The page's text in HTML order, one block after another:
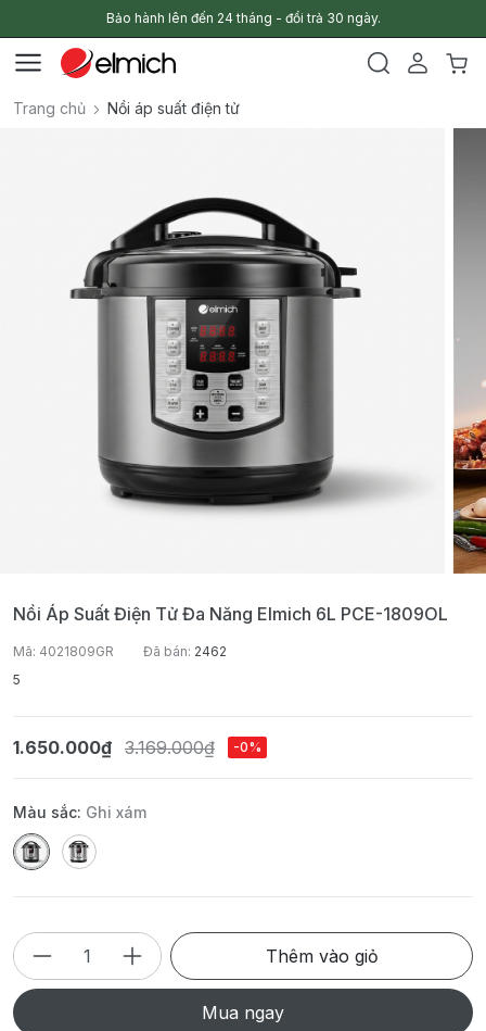
Bảo hành lên đến 24 tháng - đổi trả 30 ngày.
Trang chủ Nồi áp suất điện tử
Nồi Áp Suất Điện Tử Đa Năng Elmich 6L PCE-1809OL
Mã: 4021809GR Đã bán: 2462
5
1.650.000₫ 3.169.000₫ -0%
Màu sắc: Ghi xám
Thêm vào giỏ
Mua ngay